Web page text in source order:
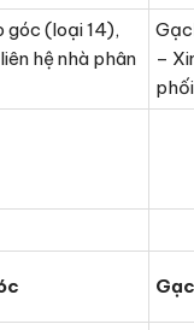
góc (loại 14),
hệ nhà phân
–
phối